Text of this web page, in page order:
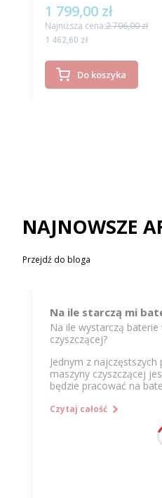
Cena promocyjna
1 799,00 zł
Najniższa cena:2 706,00 zł
Cena
1 462,60 zł
Do koszyka
NAJNOWSZE
Przejdź do bloga
Na ile starczą mi
Na ile wystarczą baterie
czyszczącej?
Jednym z
maszyny czyszczącej
będzie pracować na
Odpowiedź zależy
Czytaj całość